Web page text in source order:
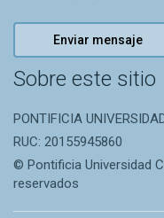
Enviar mensaje
Sobre este sitio
PONTIFICIA
RUC: 20155945860
© Pontificia Universidad
reservados